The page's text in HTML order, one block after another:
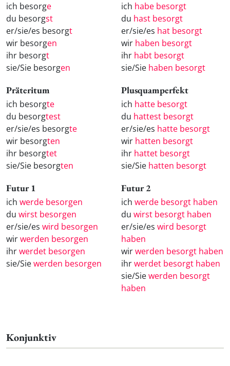
ich besorge
du besorgst
er/sie/es besorgt
wir besorgen
ihr besorgt
sie/Sie besorgen
ich habe besorgt
du hast besorgt
er/sie/es hat besorgt
wir haben besorgt
ihr habt besorgt
sie/Sie haben besorgt
Präteritum
ich besorgte
du besorgtest
er/sie/es besorgte
wir besorgten
ihr besorgtet
sie/Sie besorgten
Plusquamperfekt
ich hatte besorgt
du hattest besorgt
er/sie/es hatte besorgt
wir hatten besorgt
ihr hattet besorgt
sie/Sie hatten besorgt
Futur 1
ich werde besorgen
du wirst besorgen
er/sie/es wird besorgen
wirwerden besorgen
ihrwerdet besorgen
sie/Siewerden besorgen
Futur 2
ich werde besorgt haben
du wirst besorgt haben
er/sie/es wird besorgt
haben
wirwerden besorgt haben
ihrwerdet besorgt haben
sie/Siewerden besorgt
haben
Konjunktiv